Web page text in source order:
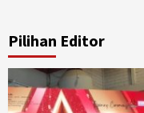
Pilihan Editor